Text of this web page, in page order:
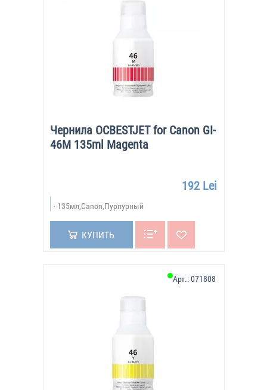
Чернила OCBESTJET for Canon GI-
46M 135ml Magenta
192 Lei
135мл,Canon,Пурпурный
КУПИТЬ
Арт.:071808